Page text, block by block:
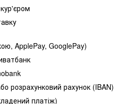
ApplePay, GooglePay)
розрахунковий рахунок (IBAN)
платіж)